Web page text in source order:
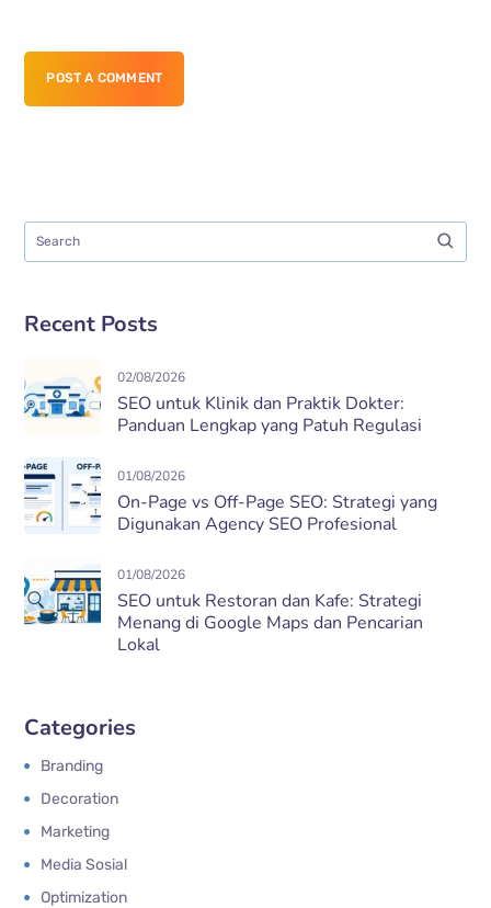
POST A COMMENT
Recent Posts
02/08/2026
SEO untuk Klinik dan Praktik Dokter:
Panduan Lengkap yang Patuh Regulasi
01/08/2026
On-Page vs Off-Page SEO: Strategi yang
Digunakan Agency SEO Profesional
01/08/2026
SEO untuk Restoran dan Kafe: Strategi
Menang di Google Maps dan Pencarian
Lokal
Categories
Branding
Decoration
Marketing
Media Sosial
Optimization